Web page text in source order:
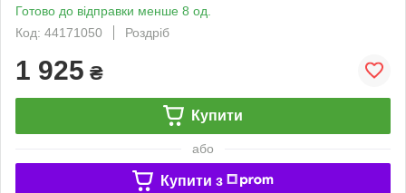
Готово до відправки менше 8 од.
Код: 44171050
Роздріб
1 925 ₴
Купити
або
Купити з